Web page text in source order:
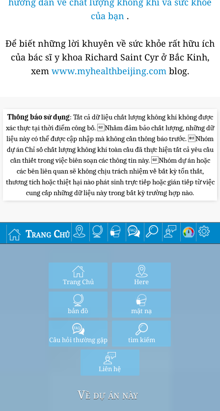
của bạn .
Để biết những lời khuyên về sức khỏe rất hữu ích
của bác sĩ y khoa Richard Saint Cyr ở Bắc Kinh,
xem www.myhealthbeijing.com blog.
Thông báo sử dụng: Tất cả dữ liệu chất lượng không khí không được
xác thực tại thời điểm công bố. Nhằm đảm bảo chất lượng, những dữ
liệu này có thể được cập nhập mà không cần thông báo trước. Nhóm
dự án Chỉ số chất lượng không khí toàn cầu đã thực hiện tất cả yêu cầu
cần thiết trong việc biên soạn các thông tin này. Nhóm dự án hoặc
các bên liên quan sẽ không chịu trách nhiệm về bất kỳ tổn thất,
thương tích hoặc thiệt hại nào phát sinh trực tiếp hoặc gián tiếp từ việc
cung cấp những dữ liệu này trong bất kỳ trường hợp nào.
Trang Chủ
Trang Chủ Here
bản đồ mặt nạ
Câu hỏi thường gặp tìm kiếm
Liên hệ
Về dự án này